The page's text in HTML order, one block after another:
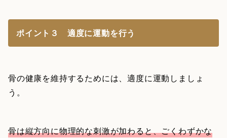
ポイント３ 適度に運動を行う
骨の健康を維持するためには、適度に運動しましょ
う。
骨は縦方向に物理的な刺激が加わると、ごくわずかな